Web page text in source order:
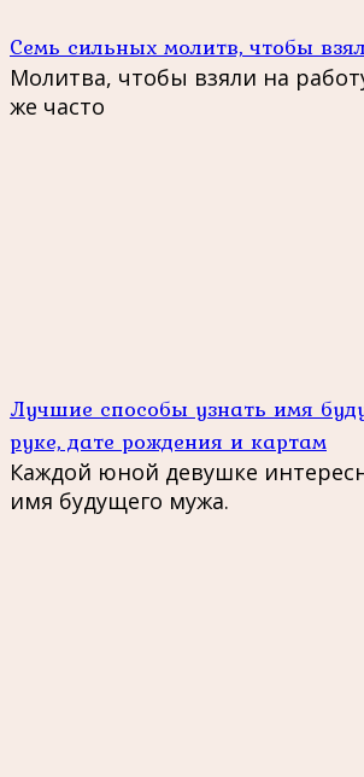
Семь сильных молитв, чтобы
Молитва, чтобы взяли на
же часто
Лучшие способы узнать имя
руке, дате рождения и картам
Каждой юной девушке
имя будущего мужа.